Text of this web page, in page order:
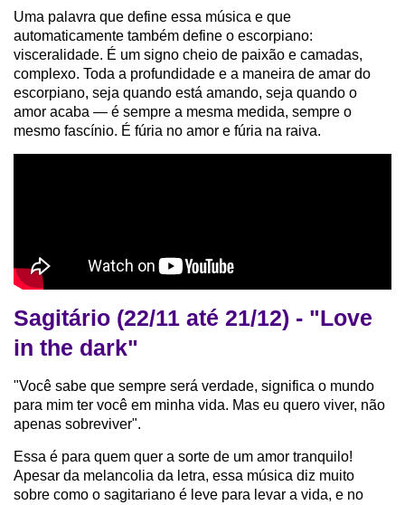
Uma palavra que define essa música e que
automaticamente também define o escorpiano:
visceralidade. É um signo cheio de paixão e camadas,
complexo. Toda a profundidade e a maneira de amar do
escorpiano, seja quando está amando, seja quando o
amor acaba — é sempre a mesma medida, sempre o
mesmo fascínio. É fúria no amor e fúria na raiva.
Sagitário (22/11 até 21/12) - "Love
in the dark"
"Você sabe que sempre será verdade, significa o mundo
para mim ter você em minha vida. Mas eu quero viver, não
apenas sobreviver".
Essa é para quem quer a sorte de um amor tranquilo!
Apesar da melancolia da letra, essa música diz muito
sobre como o sagitariano é leve para levar a vida, e no